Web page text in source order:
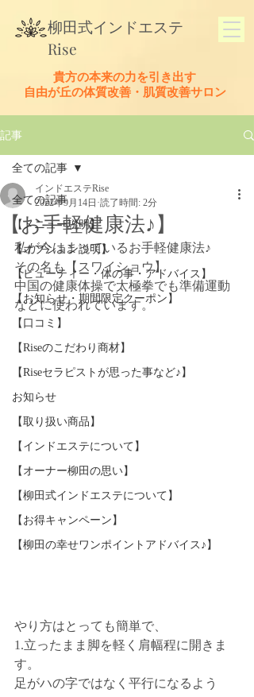
貴方の本来の力を引き出す
​自由が丘の体質改善・肌質改善サロン
​柳田式インドエステ
Rise
記事
全ての記事
【メニュー説明】
【オプション説明】
【ビューティー・体の事・アドバイス】
【お知らせ・期間限定クーポン】
【口コミ】
【Riseのこだわり商材】
【Riseセラピストが思った事など♪】
お知らせ
【取り扱い商品】
【インドエステについて】
【オーナー柳田の思い】
【柳田式インドエステについて】
【お得キャンペーン】
【柳田の幸せワンポイントアドバイス♪】
全ての記事
【お手軽健康法♪】
インドエステRise
2022年9月14日 読了時間: 2分
私が今はまっているお手軽健康法♪
その名も【スワイショウ】
中国の健康体操で太極拳でも準備運動
などに使われています。
やり方はとっても簡単で、
1.立ったまま脚を軽く肩幅程に開きま
す。
足がハの字ではなく平行になるよう